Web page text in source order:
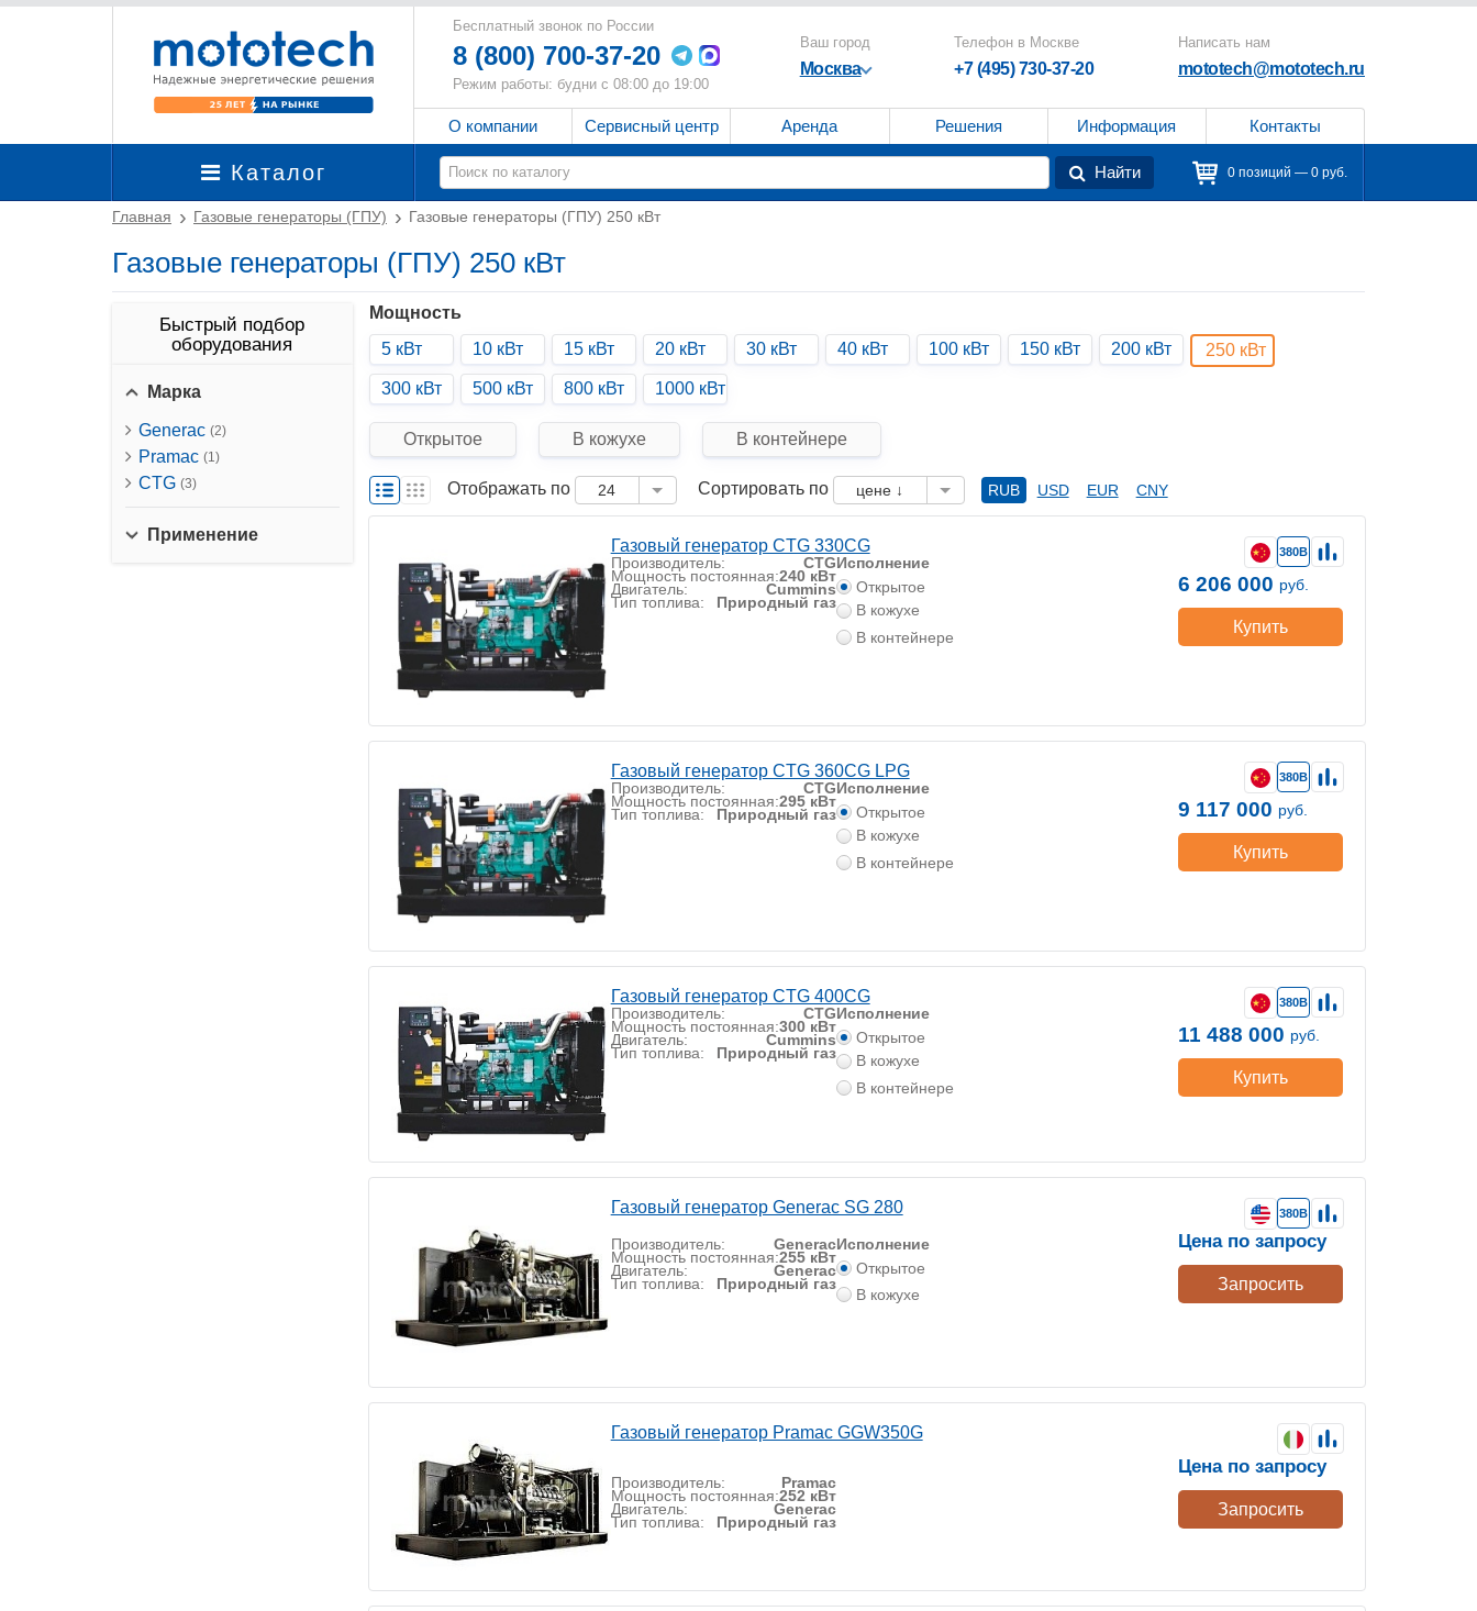
Бесплатный звонок по России
8 (800) 700-37-20
Режим работы: будни с 08:00 до 19:00
Ваш город
Москва
Телефон в Москве
+7 (495) 730-37-20
Написать нам
mototech@mototech.ru
О компании Сервисный центр Аренда Решения Информация Контакты
Каталог Найти 0 позиций — 0 руб.
Главная Газовые генераторы (ГПУ) Газовые генераторы (ГПУ) 250 кВт
Газовые генераторы (ГПУ) 250 кВт
Быстрый подбор
оборудования
Марка
Generac (2)
Pramac (1)
CTG (3)
Применение
Мощность
5 кВт
10 кВт 15 кВт 20 кВт 30 кВт 40 кВт 100 кВт 150 кВт 200 кВт 250 кВт
300 кВт 500 кВт 800 кВт 1000 кВт
Открытое В кожухе В контейнере
Отображать по 24 Сортировать по цене ↓ RUB USD EUR CNY
Газовый генератор CTG 330CG
Производитель: CTG
Мощность постоянная:240 кВт
Двигатель: Cummins
Тип топлива: Природный газ
Исполнение
Открытое
В кожухе
В контейнере
380В
6 206 000 руб.
Купить
Газовый генератор CTG 360CG LPG
Производитель: CTG
Мощность постоянная:295 кВт
Тип топлива: Природный газ
Исполнение
Открытое
В кожухе
В контейнере
380В
9 117 000 руб.
Купить
Газовый генератор CTG 400CG
Производитель: CTG
Мощность постоянная:300 кВт
Двигатель: Cummins
Тип топлива: Природный газ
Исполнение
Открытое
В кожухе
В контейнере
380В
11 488 000 руб.
Купить
Газовый генератор Generac SG 280
Производитель: Generac
Мощность постоянная:255 кВт
Двигатель: Generac
Тип топлива: Природный газ
Исполнение
Открытое
В кожухе
380В
Цена по запросу
Запросить
Газовый генератор Pramac GGW350G
Производитель: Pramac
Мощность постоянная:252 кВт
Двигатель: Generac
Тип топлива: Природный газ
Цена по запросу
Запросить